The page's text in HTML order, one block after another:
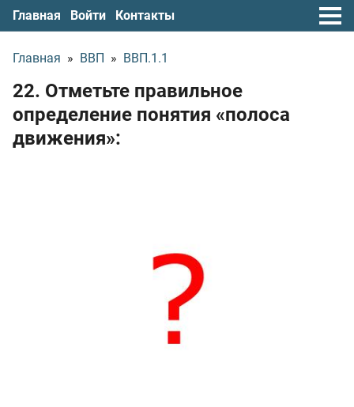
Главная Войти Контакты
Главная » ВВП » ВВП.1.1
22. Отметьте правильное
определение понятия «полоса
движения»: